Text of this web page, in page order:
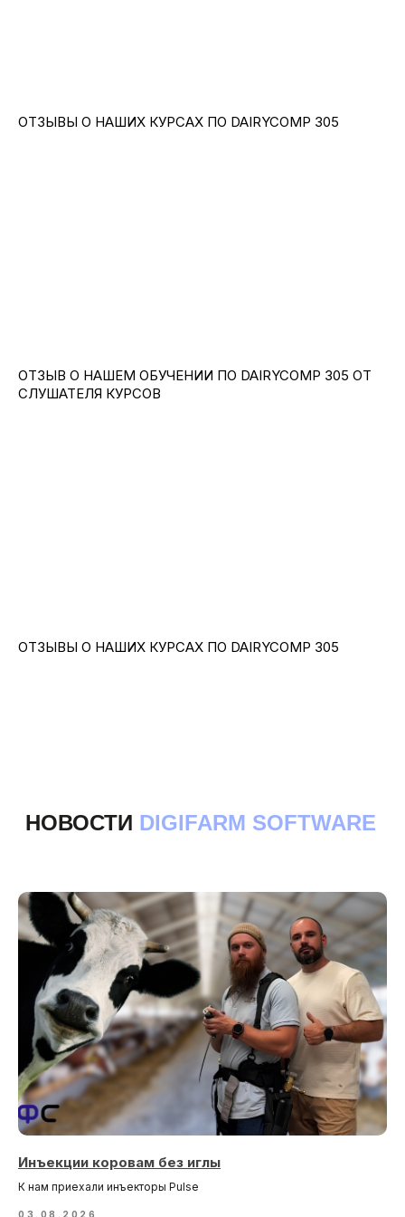
ОТЗЫВЫ О НАШИХ КУРСАХ ПО DAIRYCOMP 305
ОТЗЫВ О НАШЕМ ОБУЧЕНИИ ПО DAIRYCOMP 305 ОТ
СЛУШАТЕЛЯ КУРСОВ
ОТЗЫВЫ О НАШИХ КУРСАХ ПО DAIRYCOMP 305
Инъекции коровам без иглы
К нам приехали инъекторы Pulse
03.08.2026
© DIGIFARM SOFTWARE 2026
г. Липецк, ул. Бунина, 15, офис 5
Часы работы: Пн-Пт 08:00-18:00
8-800-707-73-05
hello@dfsoft.ru